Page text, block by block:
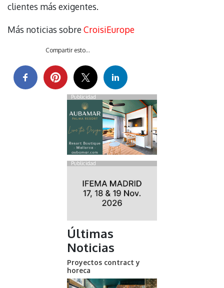
clientes más exigentes.
Más noticias sobreCroisiEurope
Compartir esto...
Publicidad
Publicidad
Últimas
Noticias
Proyectos contract y
horeca